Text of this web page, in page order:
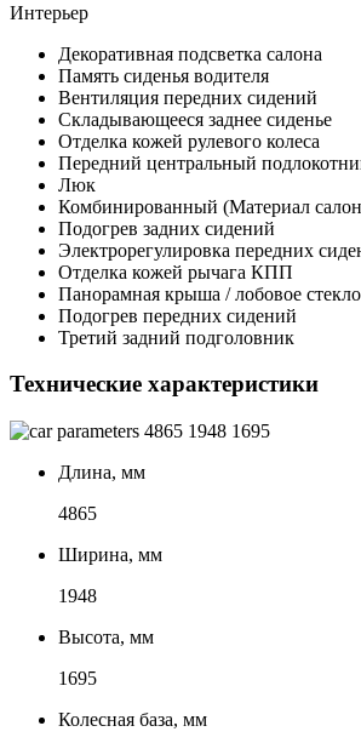
Интерьер
Декоративная подсветка салона
Память сиденья водителя
Вентиляция передних сидений
Складывающееся заднее сиденье
Отделка кожей рулевого колеса
Передний центральный
Люк
Комбинированный (Материал
Подогрев задних сидений
Электрорегулировка передних
Отделка кожей рычага КПП
Панорамная крыша / лобовое стекло
Подогрев передних сидений
Третий задний подголовник
Технические характеристики
4865 1948 1695
Длина, мм
4865
Ширина, мм
1948
Высота, мм
1695
Колесная база, мм